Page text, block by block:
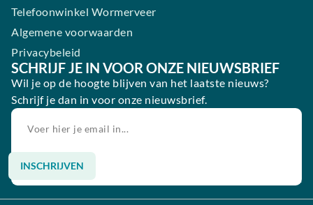
Telefoonwinkel Wormerveer
Algemene voorwaarden
Privacybeleid
SCHRIJF JE IN VOOR ONZE NIEUWSBRIEF
Wil je op de hoogte blijven van het laatste nieuws?
Schrijf je dan in voor onze nieuwsbrief.
INSCHRIJVEN
Alternative: